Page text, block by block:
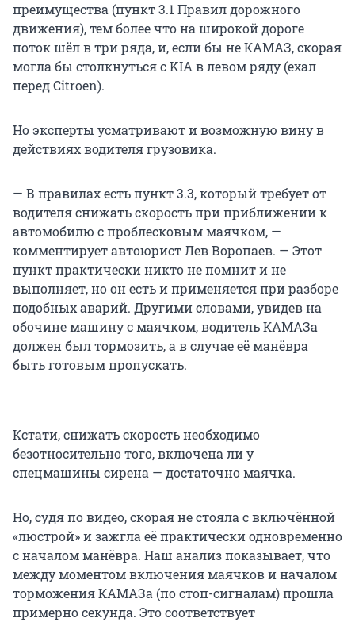
преимущества (пункт 3.1 Правил дорожного
движения), тем более что на широкой дороге
поток шёл в три ряда, и, если бы не КАМАЗ, скорая
могла бы столкнуться с KIA в левом ряду (ехал
перед Citroen).
Но эксперты усматривают и возможную вину в
действиях водителя грузовика.
— В правилах есть пункт 3.3, который требует от
водителя снижать скорость при приближении к
автомобилю с проблесковым маячком, —
комментирует автоюрист Лев Воропаев. — Этот
пункт практически никто не помнит и не
выполняет, но он есть и применяется при разборе
подобных аварий. Другими словами, увидев на
обочине машину с маячком, водитель КАМАЗа
должен был тормозить, а в случае её манёвра
быть готовым пропускать.
Кстати, снижать скорость необходимо
безотносительно того, включена ли у
спецмашины сирена — достаточно маячка.
Но, судя по видео, скорая не стояла с включённой
«люстрой» и зажгла её практически одновременно
с началом манёвра. Наш анализ показывает, что
между моментом включения маячков и началом
торможения КАМАЗа (по стоп-сигналам) прошла
примерно секунда. Это соответствует